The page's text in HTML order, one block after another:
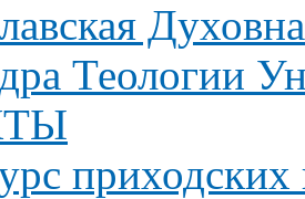
Теологии
приходских